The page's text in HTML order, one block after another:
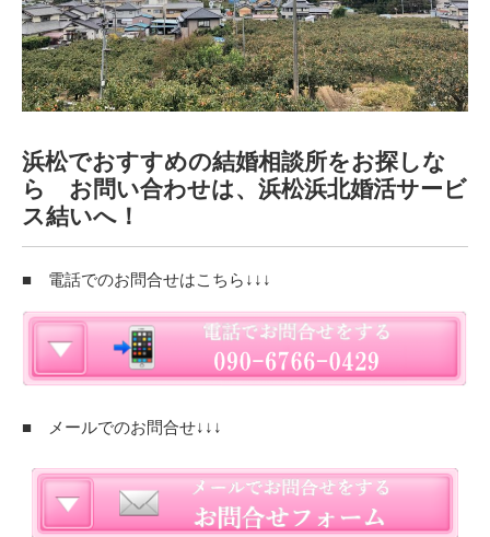
浜松でおすすめの結婚相談所をお探しな
ら お問い合わせは、浜松浜北婚活サービ
ス結いへ！
■ 電話でのお問合せはこちら↓↓↓
■ メールでのお問合せ↓↓↓